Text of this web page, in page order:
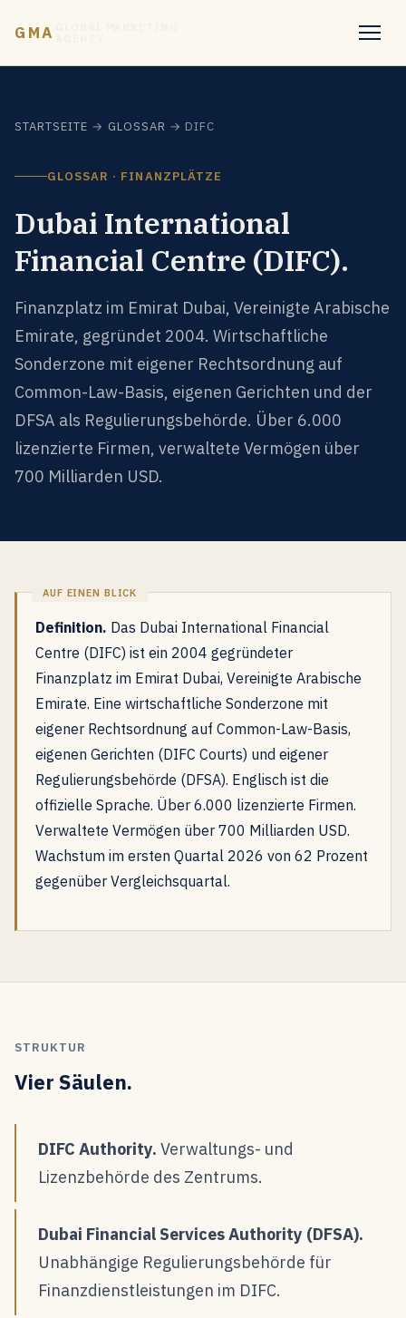
GMA
STARTSEITE → GLOSSAR → DIFC
GLOSSAR · FINANZPLÄTZE
Dubai International
Financial Centre (DIFC).
Finanzplatz im Emirat Dubai, Vereinigte Arabische
Emirate, gegründet 2004. Wirtschaftliche
Sonderzone mit eigener Rechtsordnung auf
Common-Law-Basis, eigenen Gerichten und der
DFSA als Regulierungsbehörde. Über 6.000
lizenzierte Firmen, verwaltete Vermögen über
700 Milliarden USD.
Definition. Das Dubai International Financial
Centre (DIFC) ist ein 2004 gegründeter
Finanzplatz im Emirat Dubai, Vereinigte Arabische
Emirate. Eine wirtschaftliche Sonderzone mit
eigener Rechtsordnung auf Common-Law-Basis,
eigenen Gerichten (DIFC Courts) und eigener
Regulierungsbehörde (DFSA). Englisch ist die
offizielle Sprache. Über 6.000 lizenzierte Firmen.
Verwaltete Vermögen über 700 Milliarden USD.
Wachstum im ersten Quartal 2026 von 62 Prozent
gegenüber Vergleichsquartal.
STRUKTUR
Vier Säulen.
DIFC Authority. Verwaltungs- und
Lizenzbehörde des Zentrums.
Dubai Financial Services Authority (DFSA).
Unabhängige Regulierungsbehörde für
Finanzdienstleistungen im DIFC.